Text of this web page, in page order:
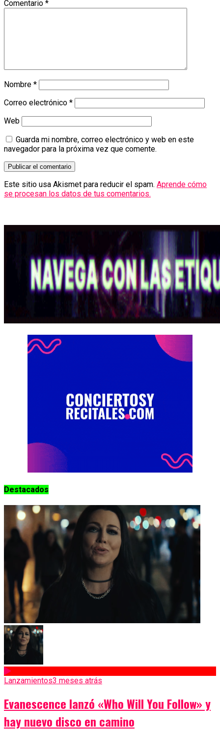
Comentario *
Nombre *
Correo electrónico *
Web
Guarda mi nombre, correo electrónico y web en este
navegador para la próxima vez que comente.
Este sitio usa Akismet para reducir el spam. Aprende cómo
se procesan los datos de tus comentarios.
Destacados
Lanzamientos3 meses atrás
Evanescence lanzó «Who Will You Follow» y
hay nuevo disco en camino